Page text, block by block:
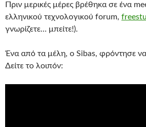
Πριν μερικές μέρες βρέθηκα σε ένα
ελληνικού τεχνολογικού forum,
γνωρίζετε… μπείτε!).
Ένα από τα μέλη, ο Sibas, φρόντησε
Δείτε το λοιπόν: